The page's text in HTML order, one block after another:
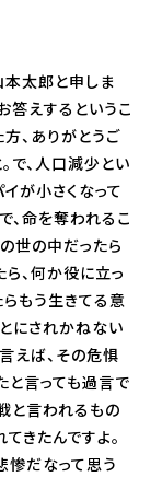
本太郎と申しま
答えするというこ
、ありがとうご
で、人口減少とい
が小さくなって
、命を奪われるこ
世の中だったら
ら、何か役に立っ
もう生きてる意
にされかねない
えば、その危惧
と言っても過言で
と言われるもの
きたんですよ。
惨だなって思う